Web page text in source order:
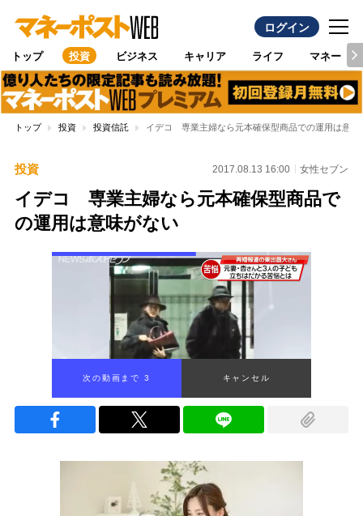
ログイン
トップ 投資 ビジネス キャリア ライフ マネー
トップ 投資 投資信託 イデコ 専業主婦なら元本確保型商品での運用は意味
投資 2017.08.13 16:00 女性セブン
イデコ 専業主婦なら元本確保型商品で
の運用は意味がない
次の動画まで 2 キャンセル